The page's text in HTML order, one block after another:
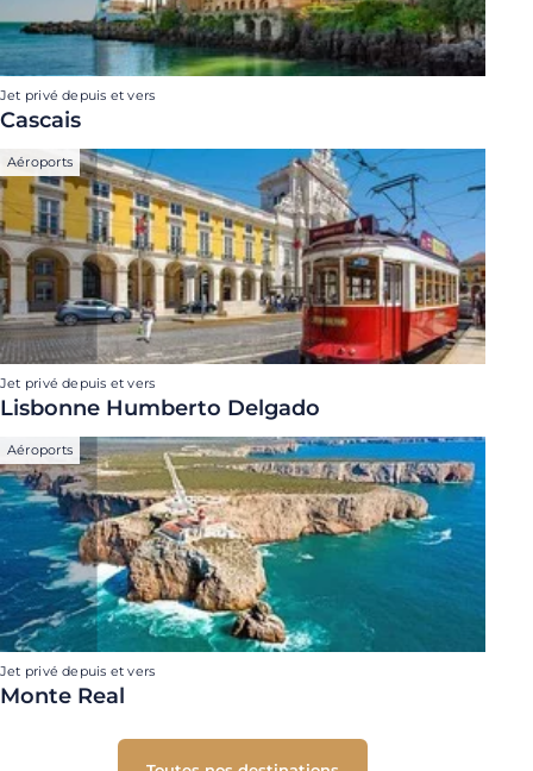
Jet privé depuis et vers
Cascais
Aéroports
Jet privé depuis et vers
Lisbonne Humberto Delgado
Aéroports
Jet privé depuis et vers
Monte Real